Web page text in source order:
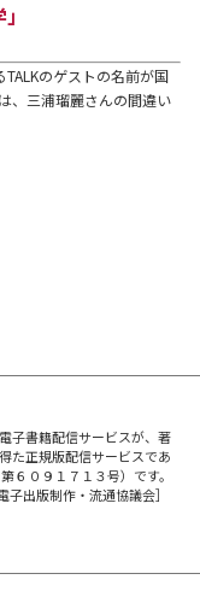
のゲストの名前が国
、三浦瑠麗さんの間違い
子書籍配信サービスが、著
た正規版配信サービスであ
６０９１７１３号）です。
出版制作・流通協議会］